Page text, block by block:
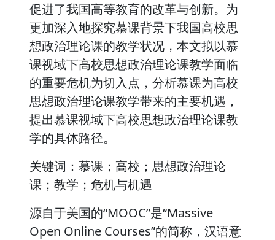
促进了我国高等教育的改革与创新。为
更加深入地探究慕课背景下我国高校思
想政治理论课的教学状况，本文拟以慕
课视域下高校思想政治理论课教学面临
的重要危机为切入点，分析慕课为高校
思想政治理论课教学带来的主要机遇，
提出慕课视域下高校思想政治理论课教
学的具体路径。
关键词：慕课；高校；思想政治理论
课；教学；危机与机遇
源自于美国的“MOOC”是“Massive
Open Online Courses”的简称，汉语意